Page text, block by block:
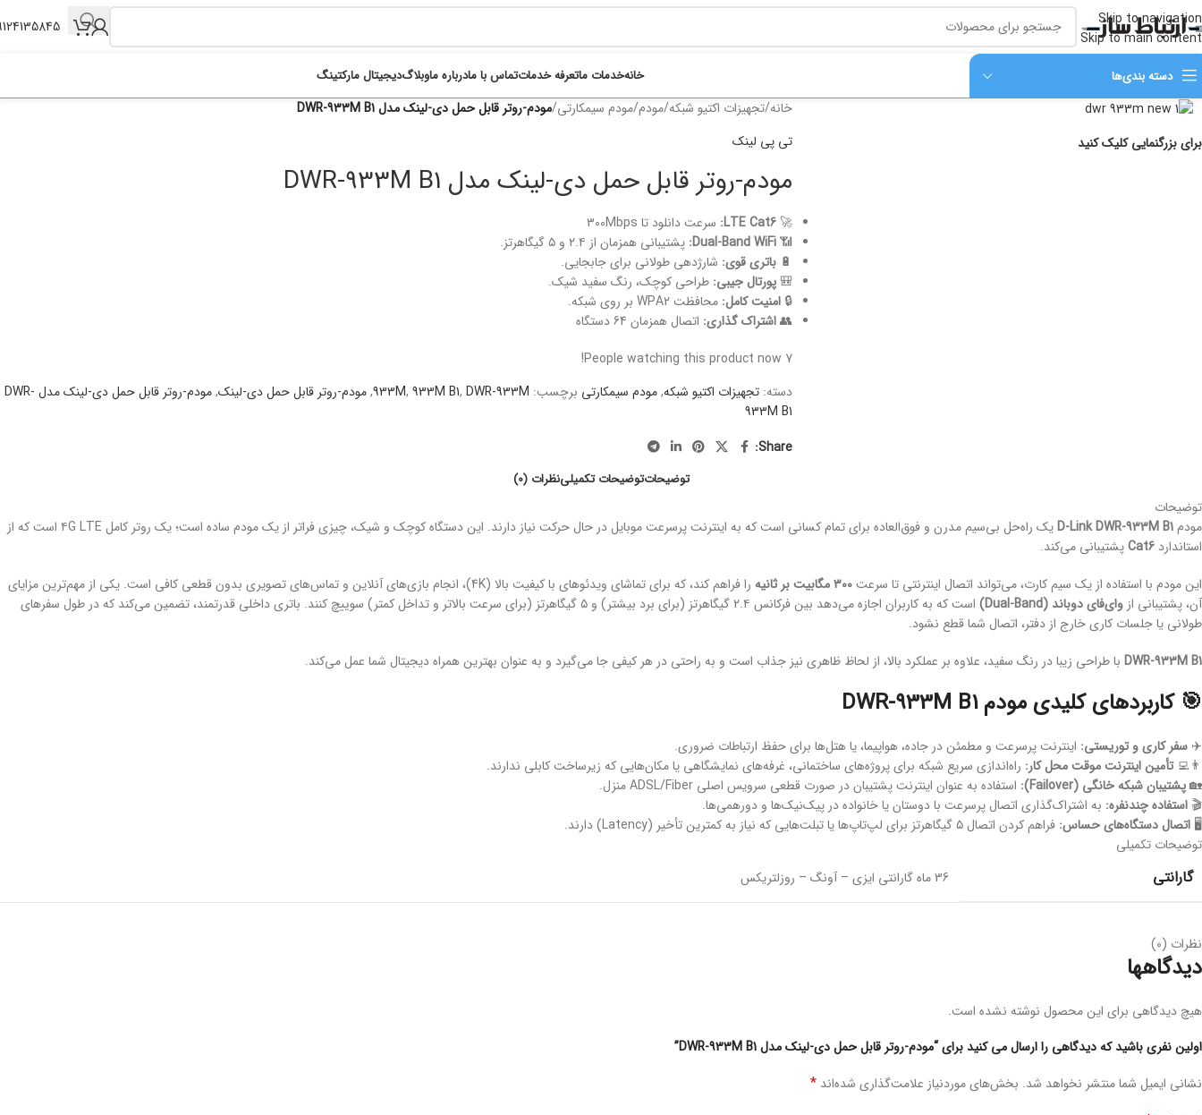
Skip to navigation
Skip to main content
دسته‌ بندی‌ها خانهخدمات ماتعرفه خدماتتماس با مادرباره ماوبلاگدیجیتال مارکتینگ
برای بزرگنمایی کلیک کنید
خانه/تجهیزات اکتیو شبکه/مودم/مودم سیمکارتی/مودم-روتر قابل حمل دی-لینک مدل DWR-933M B1
تی پی لینک
مودم-روتر قابل حمل دی-لینک مدل DWR-933M B1
🚀
LTE Cat6: سرعت دانلود تا ۳۰۰Mbps
📶
Dual-Band WiFi: پشتیبانی همزمان از ۲.۴ و ۵ گیگاهرتز.
🔋 باتری قوی: شارژدهی طولانی برای جابجایی.
🎒 پورتال جیبی: طراحی کوچک، رنگ سفید شیک.
🔒 امنیت کامل: محافظت WPA2 بر روی شبکه.
👥اشتراک گذاری: اتصال همزمان 64 دستگاه
7
People watching this product now!
دسته: تجهیزات اکتیو شبکه,مودم سیمکارتی برچسب: 933M, 933M B1, DWR-933M
,مودم-روتر قابل حمل دی-لینک,
مودم-روتر قابل حمل دی-لینک مدل DWR-
933M B1
Share:
توضیحاتتوضیحات تکمیلینظرات (0)
توضیحات
مودمD-Link DWR-933M B1
یک راه‌حل بی‌سیم مدرن و فوق‌العاده برای تمام کسانی است که به اینترنت پرسرعت موبایل در حال حرکت نیاز دارند. این دستگاه کوچک و شیک، چیزی فراتر از یک مودم ساده است؛ یک روتر کامل ۴G LTE است که از
استاندارد Cat6پشتیبانی می‌کند.
این مودم با استفاده از یک سیم کارت، می‌تواند اتصال اینترنتی تا سرعت۳۰۰ مگابیت بر ثانیه
را فراهم کند، که برای تماشای ویدئوهای با کیفیت بالا (4K)، انجام بازی‌های آنلاین و تماس‌های تصویری بدون قطعی کافی است. یکی از مهم‌ترین مزایای
آن، پشتیبانی از وای‌فای دوباند (Dual-Band)
است که به کاربران اجازه می‌دهد بین فرکانس ۲.۴ گیگاهرتز (برای برد بیشتر) و ۵ گیگاهرتز (برای سرعت بالاتر و تداخل کمتر) سوییچ کنند. باتری داخلی قدرتمند، تضمین می‌کند که در طول سفرهای
طولانی یا جلسات کاری خارج از دفتر، اتصال شما قطع نشود.
DWR-933M B1 با طراحی زیبا در رنگ سفید، علاوه بر عملکرد بالا، از لحاظ ظاهری نیز جذاب است و به راحتی در هر کیفی جا می‌گیرد و به عنوان بهترین همراه دیجیتال شما عمل می‌کند.
🎯 کاربردهای کلیدی مودم DWR-933M B1
✈️ سفر کاری و توریستی: اینترنت پرسرعت و مطمئن در جاده، هواپیما، یا هتل‌ها برای حفظ ارتباطات ضروری.
👨‍💻تأمین اینترنت موقت محل کار: راه‌اندازی سریع شبکه برای پروژه‌های ساختمانی، غرفه‌های نمایشگاهی یا مکان‌هایی که زیرساخت کابلی ندارند.
🏡پشتیبان شبکه خانگی (Failover):
استفاده به عنوان اینترنت پشتیبان در صورت قطعی سرویس اصلی ADSL/Fiber منزل.
🎬 استفاده چندنفره: به اشتراک‌گذاری اتصال پرسرعت با دوستان یا خانواده در پیک‌نیک‌ها و دورهمی‌ها.
🖥️ اتصال دستگاه‌های حساس: فراهم کردن اتصال ۵ گیگاهرتز برای لپ‌تاپ‌ها یا تبلت‌هایی که نیاز به کمترین تأخیر (Latency) دارند.
توضیحات تکمیلی
گارانتی 36 ماه گارانتی ایزی – آونگ – روزلتریکس
نظرات (0)
دیدگاهها
هیچ دیدگاهی برای این محصول نوشته نشده است.
اولین نفری باشید که دیدگاهی را ارسال می کنید برای “مودم-روتر قابل حمل دی-لینک مدل DWR-933M B1”
نشانی ایمیل شما منتشر نخواهد شد. بخش‌های موردنیاز علامت‌گذاری شده‌اند *